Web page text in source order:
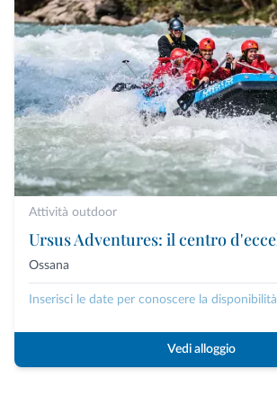
Attività outdoor
Ossana
Inserisci le date per conoscere la disponibilità
Vedi alloggio